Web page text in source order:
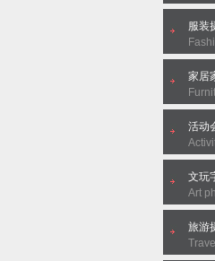
服装
家居
活动
文玩
Art
旅游